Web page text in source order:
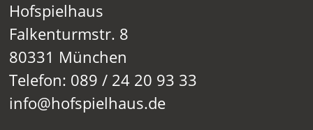
Hofspielhaus
Falkenturmstr. 8
80331 München
Telefon: 089 / 24 20 93 33
info@hofspielhaus.de